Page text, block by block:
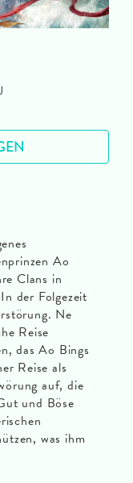
Ao
Clans in
der Folgezeit
Ne
Reise
das Ao Bings
Reise als
auf, die
und Böse
was ihm